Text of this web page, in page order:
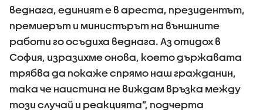
веднага, единият е в ареста, президентът,
премиерът и министърът на външните
работи го осъдиха веднага. Аз отидох в
София, изразихме онова, което държавата
трябва да покаже спрямо наш гражданин,
така че наистина не виждам връзка между
този случай и реакцията”, подчерта